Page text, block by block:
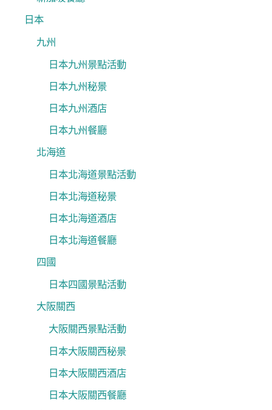
日本
九州
日本九州景點活動
日本九州秘景
日本九州酒店
日本九州餐廳
北海道
日本北海道景點活動
日本北海道秘景
日本北海道酒店
日本北海道餐廳
四國
日本四國景點活動
大阪關西
大阪關西景點活動
日本大阪關西秘景
日本大阪關西酒店
日本大阪關西餐廳